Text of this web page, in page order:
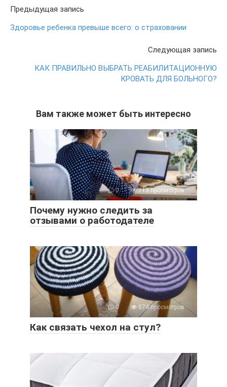
Предыдущая запись
Здоровье ребенка превыше всего: о страховании
Следующая запись
КАК ПРАВИЛЬНО ВЫБРАТЬ РЕАБИЛИТАЦИОННУЮ
КРОВАТЬ ДЛЯ БОЛЬНОГО?
Вам также может быть интересно
0 713 просмотров
Почему нужно следить за
отзывами о работодателе
0 874 просмотров
Как связать чехол на стул?